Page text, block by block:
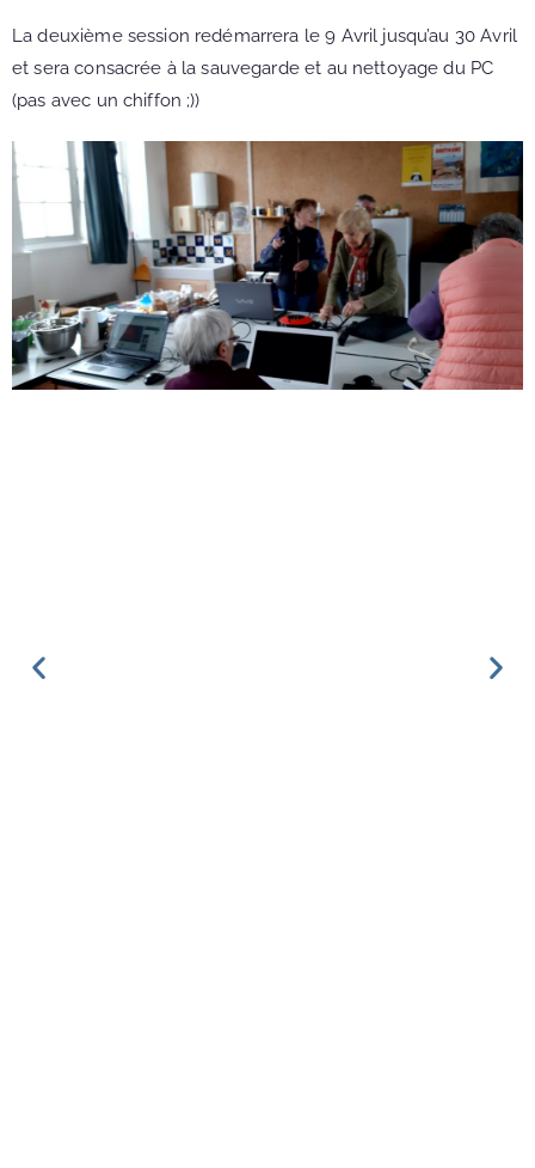
La deuxième session redémarrera le 9 Avril jusqu’au 30 Avril
et sera consacrée à la sauvegarde et au nettoyage du PC
(pas avec un chiffon ;))